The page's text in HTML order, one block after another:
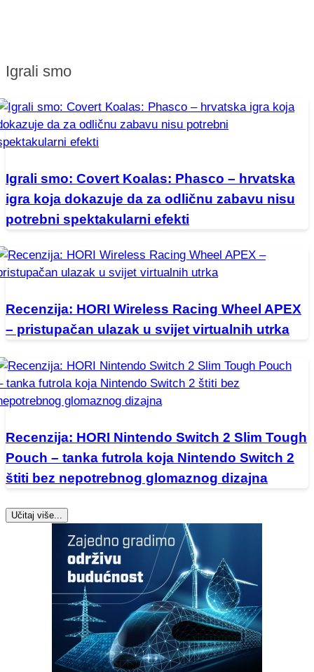
Igrali smo
Igrali smo: Covert Koalas: Phasco – hrvatska
igra koja dokazuje da za odličnu zabavu nisu
potrebni spektakularni efekti
Recenzija: HORI Wireless Racing Wheel APEX
– pristupačan ulazak u svijet virtualnih utrka
Recenzija: HORI Nintendo Switch 2 Slim Tough
Pouch – tanka futrola koja Nintendo Switch 2
štiti bez nepotrebnog glomaznog dizajna
Učitaj više...